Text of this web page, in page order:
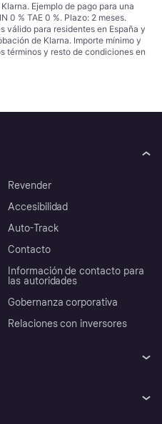
Ejemplo de pago para una
0 % TAE 0 %. Plazo: 2 meses.
válido para residentes en España y
de Klarna. Importe mínimo y
términos y resto de condiciones en
Revender
Accesibilidad
Auto-Track
Contacto
Información de contacto para
las autoridades
Gobernanza corporativa
Relaciones con inversores